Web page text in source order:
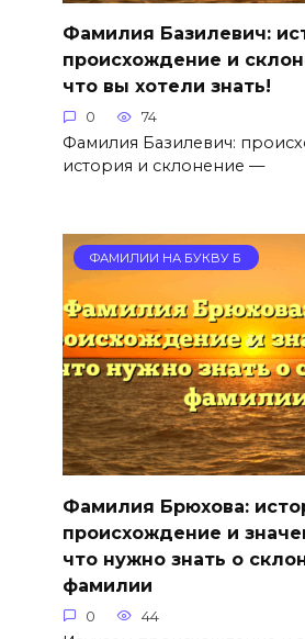
Фамилия Базилевич:
происхождение и
что вы хотели знать!
0 74
Фамилия Базилевич:
история и склонение —
ФАМИЛИИ НА БУКВУ Б
Фамилия Брюхова:
происхождение и
что нужно знать о
фамилии
0 44